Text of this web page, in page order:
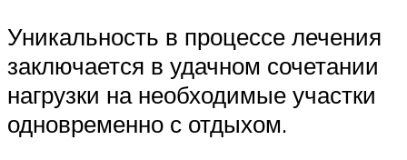
Уникальность в процессе лечения
заключается в удачном сочетании
нагрузки на необходимые участки
одновременно с отдыхом.